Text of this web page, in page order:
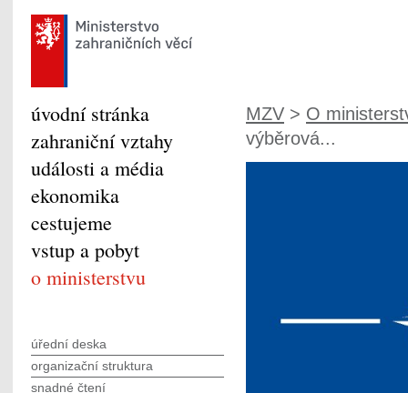
MZV > O
výběrová...
úvodní stránka
zahraniční vztahy
události a média
ekonomika
cestujeme
vstup a pobyt
o ministerstvu
úřední deska
organizační struktura
snadné čtení